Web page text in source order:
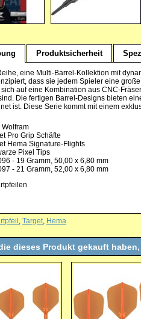
Produktsicherheit
eine Multi-Barrel-Kollektion mit
dass sie jedem Spieler eine
auf eine Kombination aus CNC-
Die fertigen Barrel-Designs bieten
ist. Diese Serie kommt mit einem
Wolfram
Pro Grip Schäfte
Hema Signature-Flights
Pixel Tips
- 19 Gramm, 50,00 x 6,80 mm
- 21 Gramm, 52,00 x 6,80 mm
, Target, Hema
dieses Produkt gekauft